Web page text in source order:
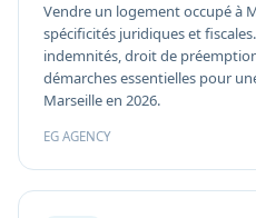
Vendre un logement occupé à
spécificités juridiques et
indemnités, droit de
démarches essentielles pour
Marseille en 2026.
EG AGENCY